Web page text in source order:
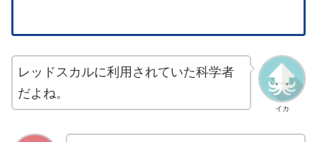
イカ
レッドスカルに利用されていた科学者
だよね。